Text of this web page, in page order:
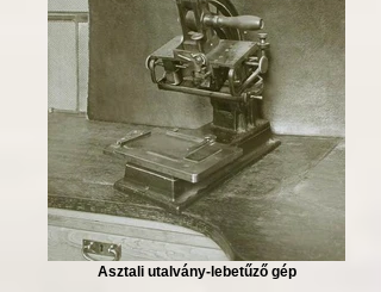
Asztali utalvány-lebetűző gép